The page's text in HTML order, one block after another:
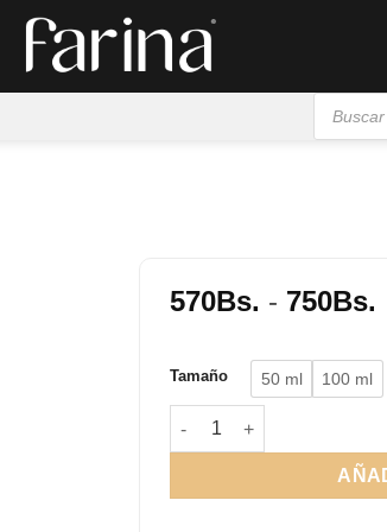
Búsqueda
570Bs. - 750Bs.
Tamaño 50 ml
100 ml
Mercedes Benz Club EDT